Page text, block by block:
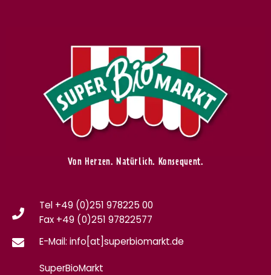
Von Herzen. Natürlich. Konsequent.
Tel +49 (0)251 978225 00
Fax +49 (0)251 97822577
E-Mail: info[at]superbiomarkt.de
SuperBioMarkt